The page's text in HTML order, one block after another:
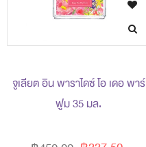
จูเลียต อิน พาราไดซ์ โอ เดอ พาร์
ฟูม 35 มล.